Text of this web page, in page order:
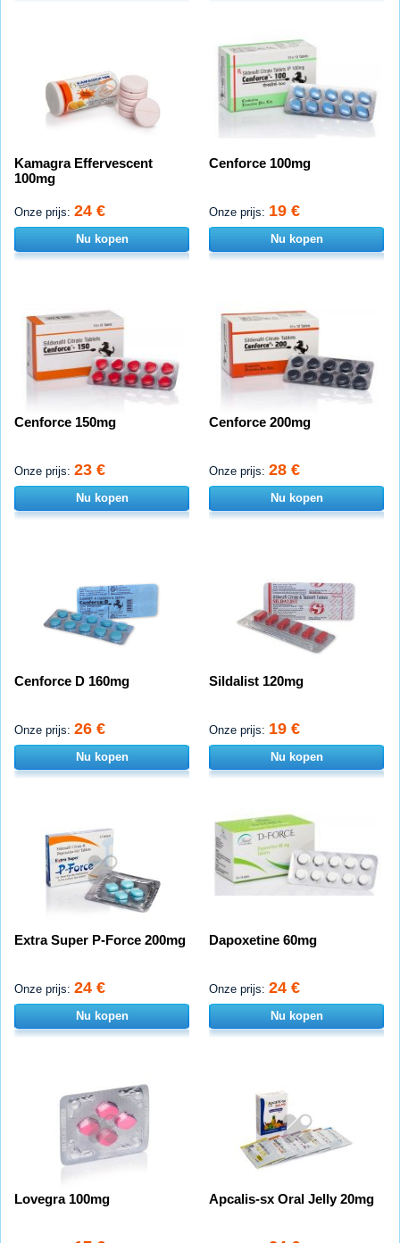
Kamagra Effervescent
100mg
Onze prijs: 24 €
Nu kopen
Cenforce 100mg
Onze prijs: 19 €
Nu kopen
Cenforce 150mg
Onze prijs: 23 €
Nu kopen
Cenforce 200mg
Onze prijs: 28 €
Nu kopen
Cenforce D 160mg
Onze prijs: 26 €
Nu kopen
Sildalist 120mg
Onze prijs: 19 €
Nu kopen
Extra Super P-Force 200mg
Onze prijs: 24 €
Nu kopen
Dapoxetine 60mg
Onze prijs: 24 €
Nu kopen
Lovegra 100mg Apcalis-sx Oral Jelly 20mg